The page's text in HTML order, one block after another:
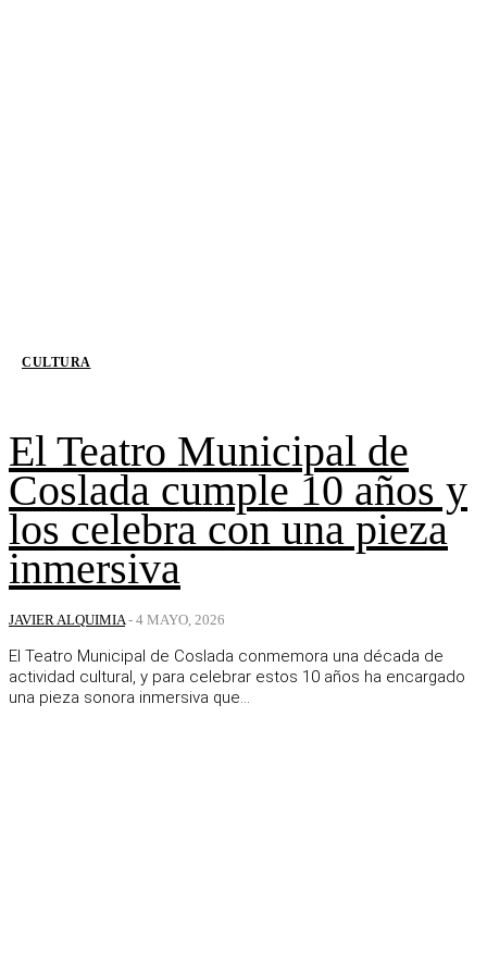
CULTURA
El Teatro Municipal de
Coslada cumple 10 años y
los celebra con una pieza
inmersiva
JAVIER ALQUIMIA - 4 MAYO, 2026
El Teatro Municipal de Coslada conmemora una década de
actividad cultural, y para celebrar estos 10 años ha encargado
una pieza sonora inmersiva que...